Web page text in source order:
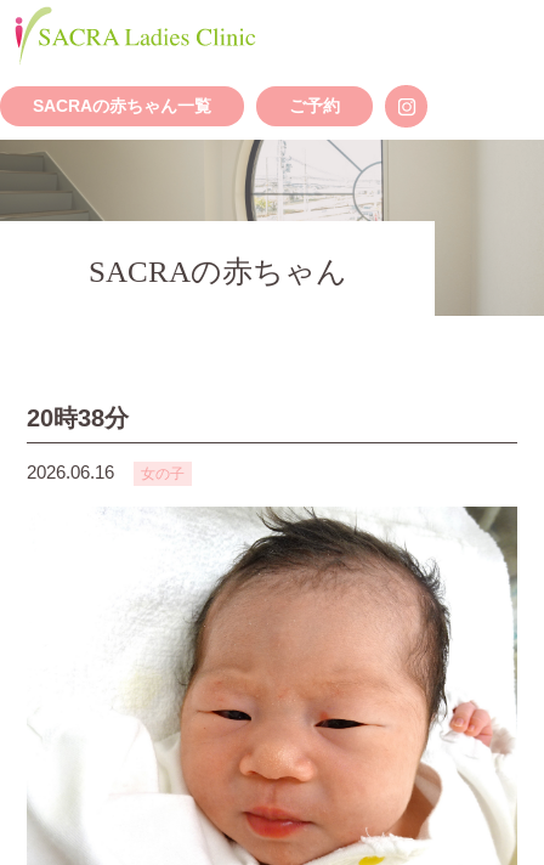
SACRAの赤ちゃん一覧 ご予約
SACRAの赤ちゃん
20時38分
2026.06.16 女の子